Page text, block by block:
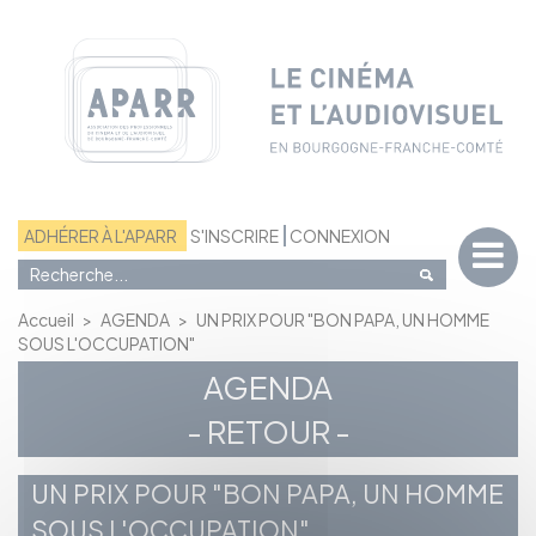
ADHÉRER À L'APARR S'INSCRIRE CONNEXION
Accueil > AGENDA > UN PRIX POUR "BON PAPA, UN HOMME
SOUS L'OCCUPATION"
AGENDA
- RETOUR -
UN PRIX POUR "BON PAPA, UN HOMME